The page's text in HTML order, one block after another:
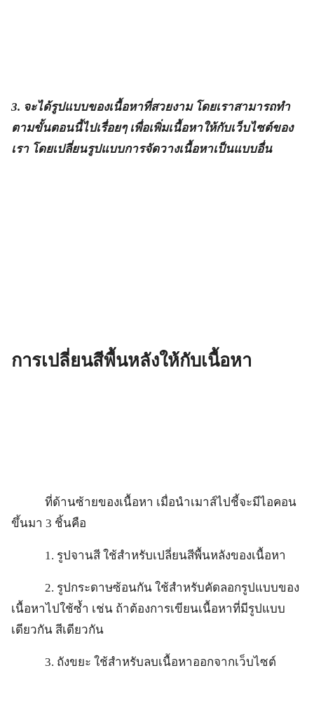
3. จะได้รูปแบบของเนื้อหาที่สวยงาม โดยเราสามารถทำ
ตามขั้นตอนนี้ไปเรื่อยๆ เพื่อเพิ่มเนื้อหาให้กับเว็บไซต์ของ
เรา โดยเปลี่ยนรูปแบบการจัดวางเนื้อหาเป็นแบบอื่น
การเปลี่ยนสีพื้นหลังให้กับเนื้อหา
ที่ด้านซ้ายของเนื้อหา เมื่อนำเมาส์ไปชี้จะมีไอคอน
ขึ้นมา 3 ชิ้นคือ
1. รูปจานสี ใช้สำหรับเปลี่ยนสีพื้นหลังของเนื้อหา
2. รูปกระดาษซ้อนกัน ใช้สำหรับคัดลอกรูปแบบของ
เนื้อหาไปใช้ซ้ำ เช่น ถ้าต้องการเขียนเนื้อหาที่มีรูปแบบ
เดียวกัน สีเดียวกัน
3. ถังขยะ ใช้สำหรับลบเนื้อหาออกจากเว็บไซต์